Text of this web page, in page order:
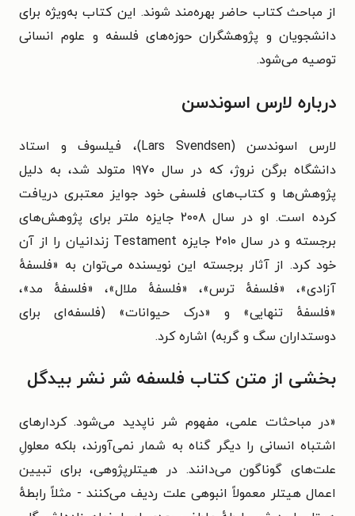
از مباحث کتاب حاضر بهره‌مند شوند. این کتاب به‌ویژه برای
دانشجویان و پژوهشگران حوزه‌های فلسفه و علوم انسانی
توصیه می‌شود.
درباره لارس اسوندسن
لارس اسوندسن (Lars Svendsen)، فیلسوف و استاد
دانشگاه برگن نروژ، که در سال ۱۹۷۰ متولد شد، به دلیل
پژوهش‌ها و کتاب‌های فلسفی خود جوایز معتبری دریافت
کرده است. او در سال ۲۰۰۸ جایزه ملتر برای پژوهش‌های
برجسته و در سال ۲۰۱۰ جایزه Testament زندانیان را از آن
خود کرد. از آثار برجسته این نویسنده می‌توان به «فلسفهٔ
آزادی»، «فلسفهٔ ترس»، «فلسفهٔ ملال»، «فلسفهٔ مد»،
«فلسفهٔ تنهایی» و «درک حیوانات» (فلسفه‌ای برای
دوستداران سگ و گربه) اشاره کرد.
بخشی از متن کتاب فلسفه شر نشر بیدگل
«در مباحثات علمی، مفهوم شر ناپدید می‌شود. کردارهای
اشتباه انسانی را دیگر گناه به شمار نمی‌آورند، بلکه معلولِ
علت‌های گوناگون می‌دانند. در هیتلرپژوهی، برای تبیین
اعمال هیتلر معمولاً انبوهی علت ردیف می‌کنند‌ - ‌مثلاً رابطهٔ